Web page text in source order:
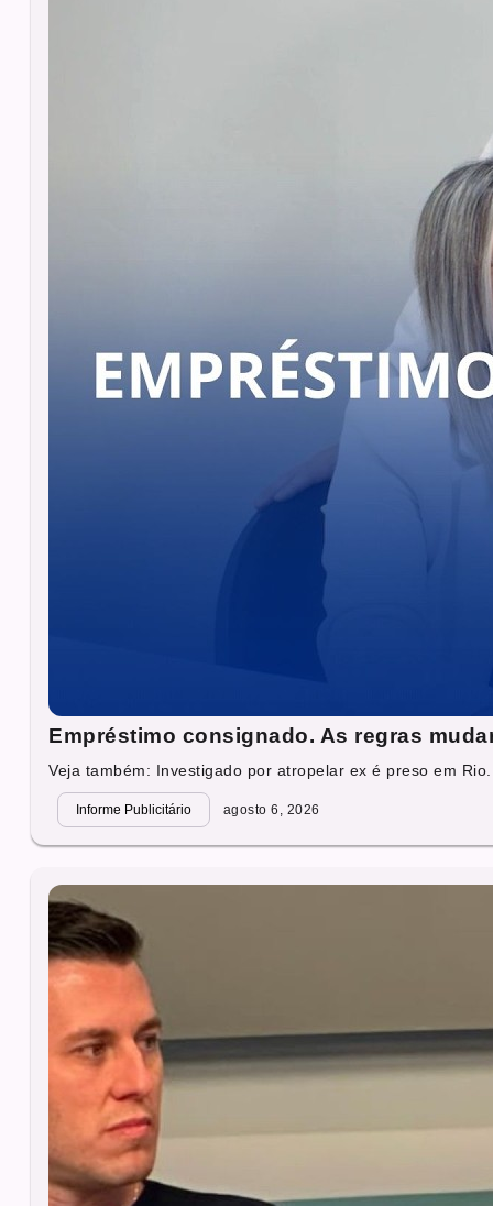
Empréstimo consignado. As regras
Veja também: Investigado por atropelar ex é preso em
Informe Publicitário agosto 6, 2026